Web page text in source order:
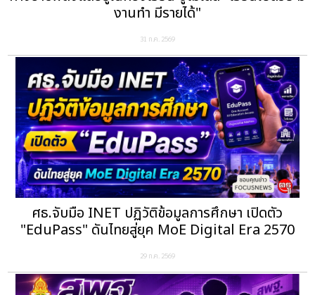
งานทำ มีรายได้"
31 ก.ค. 2569
ศธ.จับมือ INET ปฏิวัติข้อมูลการศึกษา เปิดตัว
"EduPass" ดันไทยสู่ยุค MoE Digital Era 2570
29 ก.ค. 2569